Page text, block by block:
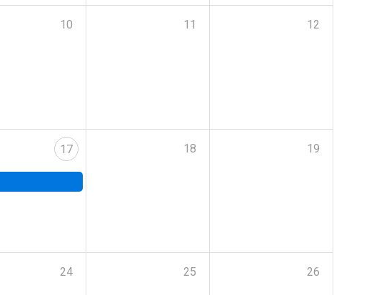
10 11 12
17 18 19
24 25 26